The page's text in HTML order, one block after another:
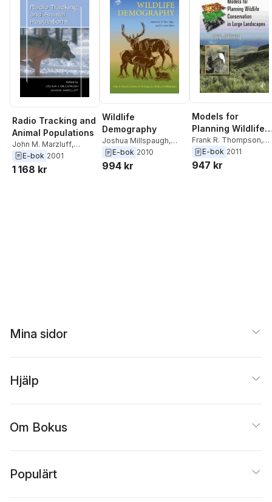
Radio Tracking and
Animal Populations
John M. Marzluff,
Joshua Millspaugh
E-bok 2001
1 168 kr
Wildlife
Demography
Joshua Millspaugh,
Kristin E. Ryding
R. Skalski
E-bok 2010
994 kr
Models for
Planning Wildlife
Conservation in
Large Landscapes
Frank R. Thompson,
Joshua Millspaugh
E-bok 2011
947 kr
Mina sidor
Hjälp
Om Bokus
Populärt